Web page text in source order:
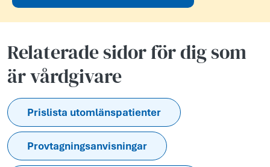
Relaterade sidor för dig som
är vårdgivare
Prislista utomlänspatienter
Provtagningsanvisningar